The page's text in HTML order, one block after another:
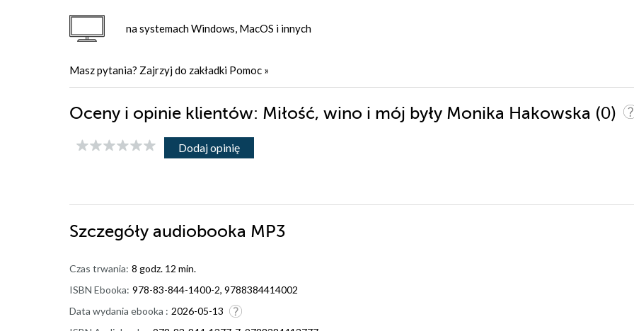
na systemach Windows, MacOS i innych
Masz pytania? Zajrzyj do zakładki Pomoc »
Oceny i opinie klientów: Miłość, wino i mój były Monika Hakowska (0)
Dodaj opinię
Szczegóły audiobooka MP3
Czas trwania: 8 godz. 12 min.
ISBN Ebooka: 978-83-844-1400-2, 9788384414002
Data wydania ebooka : 2026-05-13